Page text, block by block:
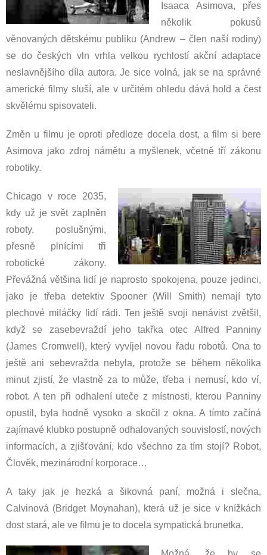
Isaaca Asimova, přes
několik pokusů
věnovaných dětskému publiku (Andrew – člen naší rodiny)
se do českých vln vrhla velkou rychlostí akční adaptace
neslavnějšího díla autora. Je sice volná, jak se na správné
americké filmy sluší, ale v určitém ohledu dává hold a čest
skvělému spisovateli.
Změn u filmu je oproti předloze docela dost, a film si bere
Asimova jako zdroj námětu a myšlenek, včetně tří zákonu
robotiky.
Chicago v roce 2035,
kdy už je svět zaplněn
roboty, poslušnými,
přesně plnícími tři
robotické zákony.
Převážná většina lidí je naprosto spokojena, pouze jedinci,
jako je třeba detektiv Spooner (Will Smith) nemají tyto
plechové miláčky lidí rádi. Ten ještě svoji nenávist zvětšil,
když se zasebevraždí jeho takřka otec Alfred Panniny
(James Cromwell), který vyvíjel novou řadu robotů. Ona to
ještě ani sebevražda nebyla, protože se během několika
minut zjistí, že vlastně za to může, třeba i nemusí, kdo ví,
robot. A ten při odhalení uteče z místnosti, kterou Panniny
opustil, byla hodně vysoko a skočil z okna. A tímto začíná
zajímavé klubko postupně odhalovaných souvislostí, nových
informacích, a zjišťování, kdo všechno za tím stojí? Robot,
Člověk, mezinárodní korporace…
A taky jak je hezká a šikovná paní, možná i slečna,
Calvinová (Bridget Moynahan), která už je sice v knížkách
dost stará, ale ve filmu je to docela sympatická brunetka.